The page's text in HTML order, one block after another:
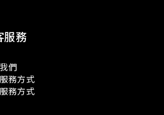
服務
們
務方式
務方式